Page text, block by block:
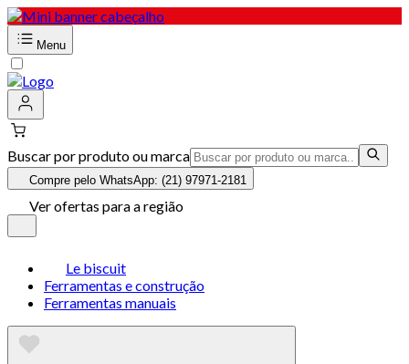
Menu
Buscar por produto ou marca
Compre pelo WhatsApp: (21) 97971-2181
Ver ofertas para a região
Le biscuit
Ferramentas e construção
Ferramentas manuais